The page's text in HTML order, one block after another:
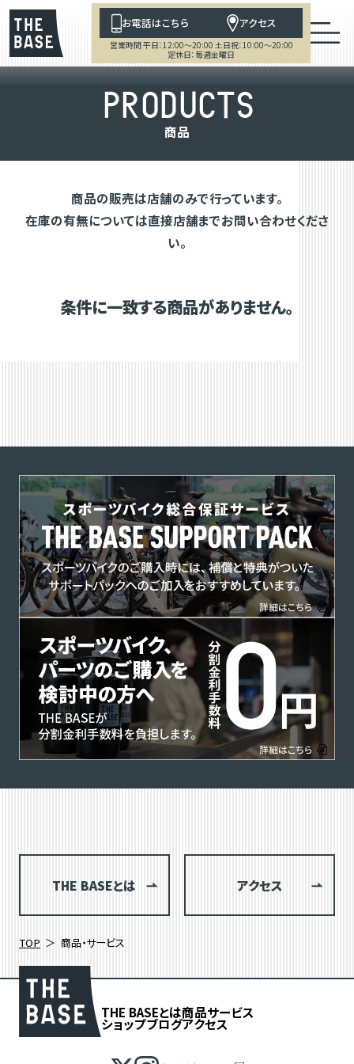
お電話はこちら アクセス
営業時間 平日：12:00～20:00 土日祝：10:00～20:00
定休日：毎週金曜日
PRODUCTS
商品
商品の販売は店舗のみで行っています。
在庫の有無については直接店舗までお問い合わせくださ
い。
条件に一致する商品がありません。
THE BASEとは アクセス
TOP 商品・サービス
THE BASEとは商品サービス
ショップブログアクセス